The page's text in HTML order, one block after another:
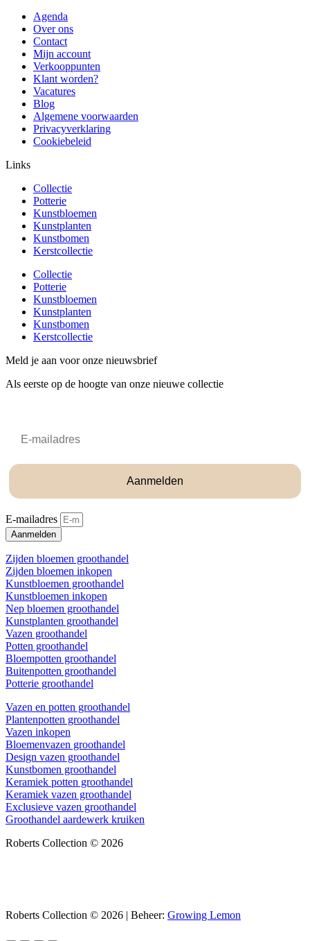
Agenda
Over ons
Contact
Mijn account
Verkooppunten
Klant worden?
Vacatures
Blog
Algemene voorwaarden
Privacyverklaring
Cookiebeleid
Links
Collectie
Potterie
Kunstbloemen
Kunstplanten
Kunstbomen
Kerstcollectie
Collectie
Potterie
Kunstbloemen
Kunstplanten
Kunstbomen
Kerstcollectie
Meld je aan voor onze nieuwsbrief
Als eerste op de hoogte van onze nieuwe collectie
Aanmelden
E-mailadres
Aanmelden
Zijden bloemen groothandel
Zijden bloemen inkopen
Kunstbloemen groothandel
Kunstbloemen inkopen
Nep bloemen groothandel
Kunstplanten groothandel
Vazen groothandel
Potten groothandel
Bloempotten groothandel
Buitenpotten groothandel
Potterie groothandel
Vazen en potten groothandel
Plantenpotten groothandel
Vazen inkopen
Bloemenvazen groothandel
Design vazen groothandel
Kunstbomen groothandel
Keramiek potten groothandel
Keramiek vazen groothandel
Exclusieve vazen groothandel
Groothandel aardewerk kruiken
Roberts Collection © 2026
Roberts Collection © 2026 | Beheer: Growing Lemon